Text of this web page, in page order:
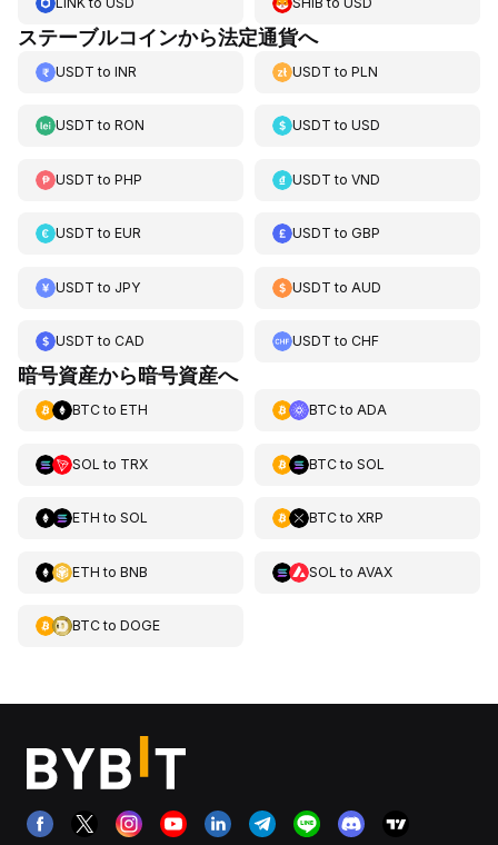
ステーブルコインから法定通貨へ
USDT to INR USDT toPLN
USDT to RON USDT toUSD
USDT to PHP USDT toVND
USDT to EUR USDT toGBP
USDT to JPY USDT to AUD
USDT to CAD USDT toCHF
暗号資産から暗号資産へ
BTCto ETH BTCto ADA
SOL to TRX BTCto SOL
ETH to SOL BTCto XRP
ETH to BNB SOL to AVAX
BTCto DOGE